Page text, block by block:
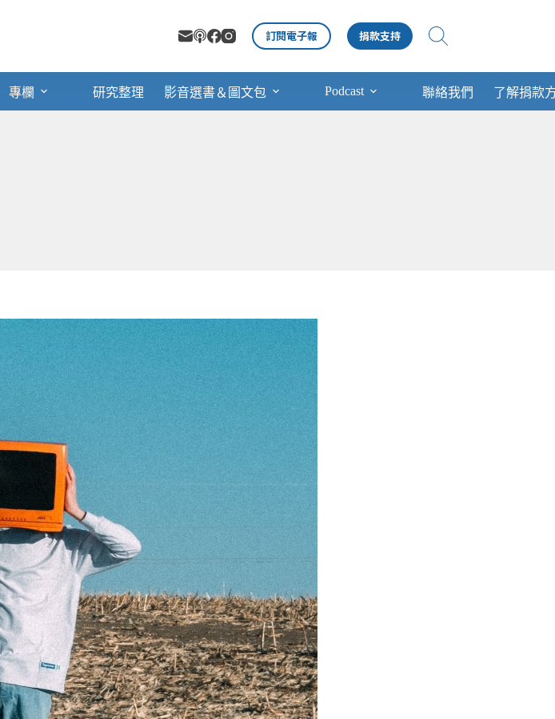
訂閱電子報 捐款支持
專欄 研究整理 影音選書＆圖文包 Podcast 聯絡我們 了解捐款